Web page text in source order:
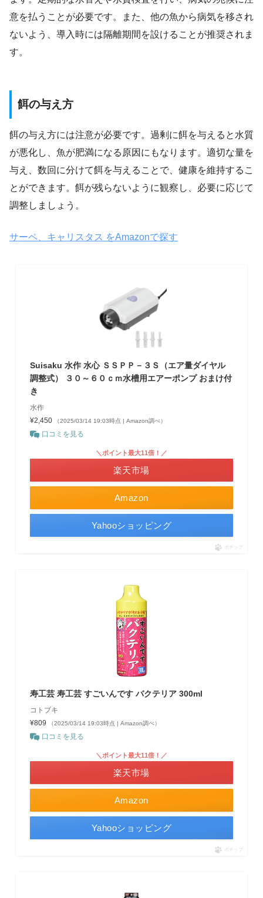
意を払うことが必要です。また、他の魚から病気を移され
ないよう、導入時には隔離期間を設けることが推奨されま
す。
餌の与え方
餌の与え方には注意が必要です。過剰に餌を与えると水質
が悪化し、魚が肥満になる原因にもなります。適切な量を
与え、数回に分けて餌を与えることで、健康を維持するこ
とができます。餌が残らないように観察し、必要に応じて
調整しましょう。
サーペ、キャリスタス をAmazonで探す
Suisaku 水作 水心 ＳＳＰＰ－３Ｓ（エア量ダイヤル
調整式） ３０～６０ｃｍ水槽用エアーポンプ おまけ付
き
水作
¥2,450
（2025/03/14 19:03時点 | Amazon調べ）
口コミを見る
Amazon
＼ポイント最大11倍！／
楽天市場
Yahooショッピング
ポチップ
寿工芸 寿工芸 すごいんです バクテリア 300ml
コトブキ
¥809
（2025/03/14 19:03時点 | Amazon調べ）
口コミを見る
Amazon
＼ポイント最大11倍！／
楽天市場
Yahooショッピング
ポチップ